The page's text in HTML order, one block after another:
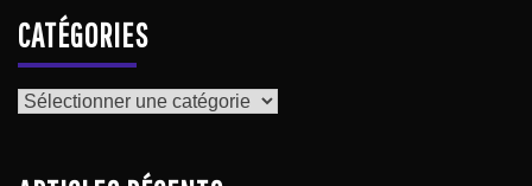
CATÉGORIES
Catégories